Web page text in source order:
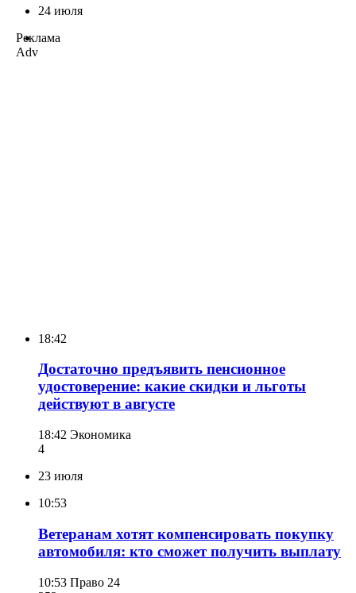
24 июля
Реклама
Adv
18:42
Достаточно предъявить пенсионное
удостоверение: какие скидки и льготы
действуют в августе
18:42 Экономика
4
23 июля
10:53
Ветеранам хотят компенсировать покупку
автомобиля: кто сможет получить выплату
10:53 Право 24